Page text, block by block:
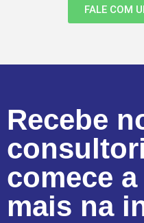
FALE COM
Recebe
comece
mais na